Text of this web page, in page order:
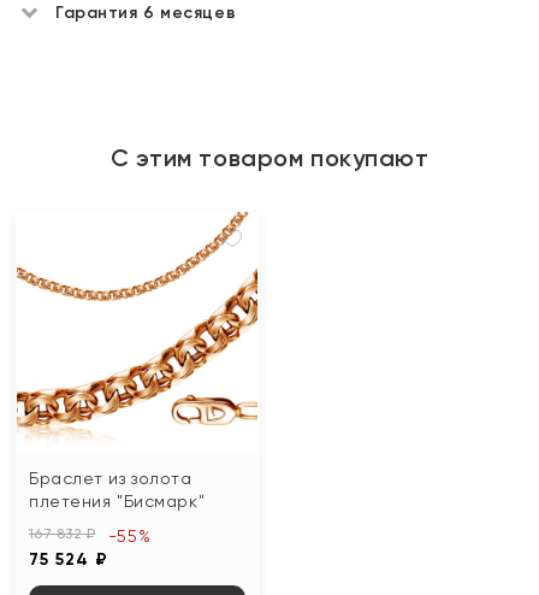
Гарантия 6 месяцев
С этим товаром покупают
Браслет из золота
плетения "Бисмарк"
167 832 ₽
75 524 ₽
-55%